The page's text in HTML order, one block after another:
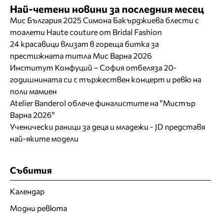
Най-четени новини за последния месец
Мис България 2025 Симона Бакърджиева блести с
тоалети Haute couture от Bridal Fashion
24 красавици влизат в гореща битка за
престижната титла Мис Варна 2026
Институт Конфуций – София отбеляза 20-
годишнината си с тържествен концерт и ревю на
поли мамиен
Atelier Banderol облече финалистите на "Мистър
Варна 2026"
Ученически раници за деца и младежи - JD представя
най-яките модели
Събития
Календар
Модни ревюта